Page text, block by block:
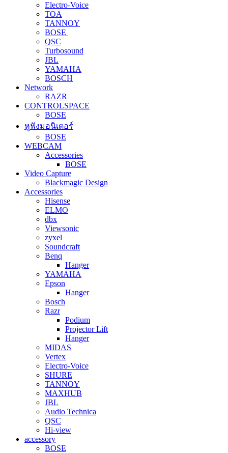
Electro-Voice
TOA
TANNOY
BOSE
QSC
Turbosound
JBL
YAMAHA
BOSCH
Network
RAZR
CONTROLSPACE
BOSE
หูฟังมอนิเตอร์
BOSE
WEBCAM
Accessories
BOSE
Video Capture
Blackmagic Design
Accessories
Hisense
ELMO
dbx
Viewsonic
zyxel
Soundcraft
Benq
Hanger
YAMAHA
Epson
Hanger
Bosch
Razr
Podium
Projector Lift
Hanger
MIDAS
Vertex
Electro-Voice
SHURE
TANNOY
MAXHUB
JBL
Audio Technica
QSC
Hi-view
accessory
BOSE